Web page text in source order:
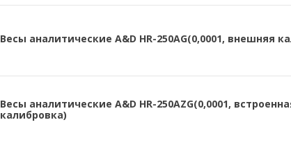
Весы аналитические A&D HR-250AG(0,0001, внешняя
Весы аналитические A&D HR-250AZG(0,0001,
калибровка)